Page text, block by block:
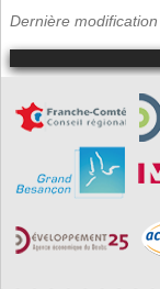
Dernière